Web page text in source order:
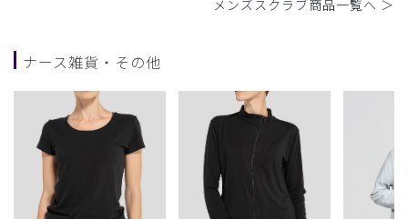
メンズスクラブ商品一覧へ ＞
ナース雑貨・その他